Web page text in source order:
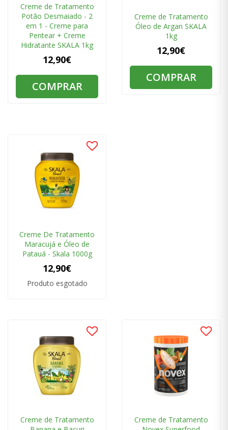
Creme de Tratamento
Potão Desmaiado - 2
em 1 - Creme para
Pentear + Creme
Hidratante SKALA 1kg
12,90€
COMPRAR
Creme de Tratamento
Óleo de Argan SKALA
1kg
12,90€
COMPRAR
Creme De Tratamento
Maracujá e Óleo de
Patauá - Skala 1000g
12,90€
Produto esgotado
Creme de Tratamento
Creme de Tratamento